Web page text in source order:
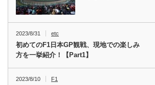
2023/8/31 etc
初めてのF1日本GP観戦、現地での楽しみ
方を一挙紹介！【Part1】
2023/8/10 F1